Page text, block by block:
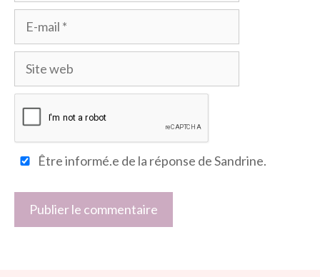
mail
Site
web
Être informé.e de la réponse de Sandrine.